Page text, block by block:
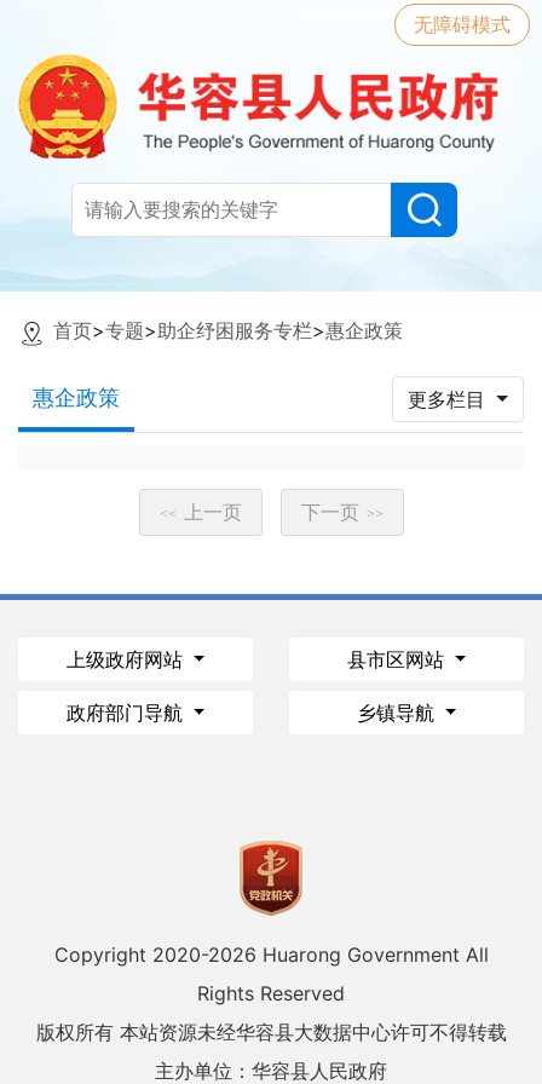
无障碍模式
首页>专题>助企纾困服务专栏>惠企政策
惠企政策 更多栏目
<< 上一页 下一页 >>
上级政府网站 县市区网站
政府部门导航 乡镇导航
Copyright 2020-2026 Huarong Government All
Rights Reserved
版权所有 本站资源未经华容县大数据中心许可不得转载
主办单位：华容县人民政府